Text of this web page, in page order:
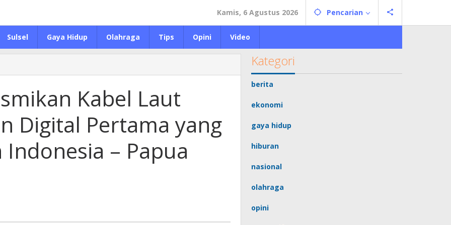
Kamis, 6 Agustus 2026 Pencarian
Sulsel Gaya Hidup Olahraga Tips Opini Video
Kabel Laut
Digital Pertama yang
– Papua
Kategori
berita
ekonomi
gaya hidup
hiburan
nasional
olahraga
opini